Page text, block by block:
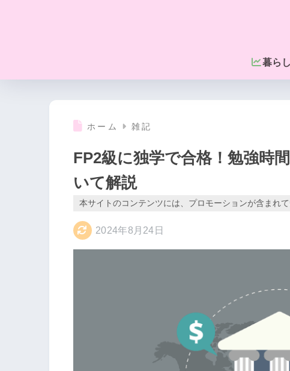
暮ら
ホーム 雑記
FP2級に独学で合格！勉強時
いて解説
本サイトのコンテンツには、プロモーションが含まれて
2024年8月24日